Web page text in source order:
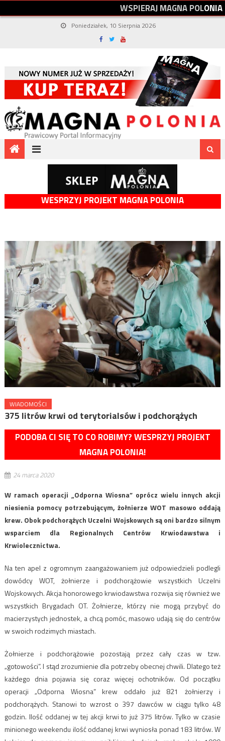
WSPIERAJMAGNAPOLONIA
Poniedziałek, 10 Sierpnia 2026
WESPRZYJ PROJEKT MAGNA POLONIA
WIADOMOŚCI
375 litrów krwi od terytorialsów i podchorążych
PODOBA CI SIĘ TO CO ROBIMY? WESPRZYJ PROJEKT
MAGNA POLONIA!
24 marca 2020
W ramach operacji „Odporna Wiosna” oprócz wielu innych akcji
niesienia pomocy potrzebującym, żołnierze WOT masowo oddają
krew. Obok podchorążych Uczelni Wojskowych są oni bardzo silnym
wsparciem dla Regionalnych Centrów Krwiodawstwa i
Krwiolecznictwa.
Na ten apel z ogromnym zaangażowaniem już odpowiedzieli podlegli
dowódcy WOT, żołnierze i podchorążowie wszystkich Uczelni
Wojskowych. Akcja honorowego krwiodawstwa rozwija się również we
wszystkich Brygadach OT. Żołnierze, którzy nie mogą przybyć do
macierzystych jednostek, a chcą pomóc, masowo udają się do centrów
w swoich rodzimych miastach.
Żołnierze i podchorążowie pozostają przez cały czas w tzw.
„gotowości”. I stąd zrozumienie dla potrzeby obecnej chwili. Dlatego też
każdego dnia pojawia się coraz więcej ochotników. Od początku
operacji „Odporna Wiosna” krew oddało już 821 żołnierzy i
podchorążych. Stanowi to wzrost o 397 dawców w ciągu tylko 48
godzin. Ilość oddanej w tej akcji krwi to już 375 litrów. Tylko w czasie
minionego weekendu ilość oddanej krwi wyniosła ponad 183 litrów. W